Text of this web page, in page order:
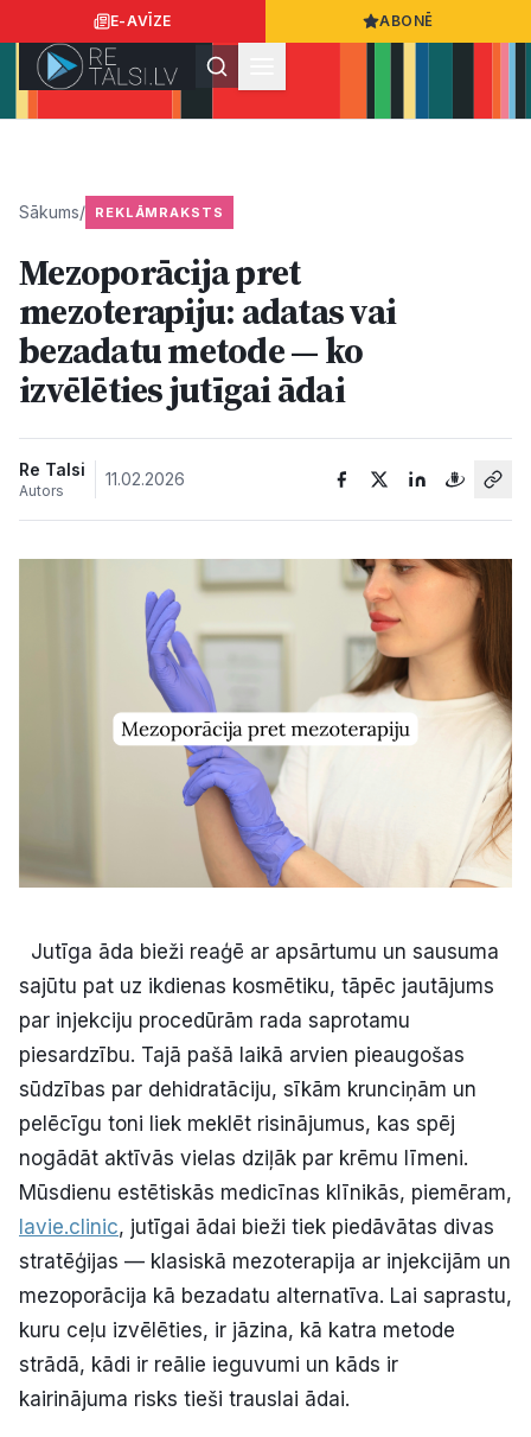
E-AVĪZE ABONĒ
Ziņas
Sabiedrība
Bizness
Video
Vieta
Pasākumi
Reklāma
Politiskā reklāma
Par mums
Ziņo redakcijai
Facebook Instagram YouTube
Sākums/ REKLĀMRAKSTS
Mezoporācija pret
mezoterapiju: adatas vai
bezadatu metode — ko
izvēlēties jutīgai ādai
Re Talsi
Autors
11.02.2026
Jutīga āda bieži reaģē ar apsārtumu un sausuma
sajūtu pat uz ikdienas kosmētiku, tāpēc jautājums
par injekciju procedūrām rada saprotamu
piesardzību. Tajā pašā laikā arvien pieaugošas
sūdzības par dehidratāciju, sīkām krunciņām un
pelēcīgu toni liek meklēt risinājumus, kas spēj
nogādāt aktīvās vielas dziļāk par krēmu līmeni.
Mūsdienu estētiskās medicīnas klīnikās, piemēram,
lavie.clinic, jutīgai ādai bieži tiek piedāvātas divas
stratēģijas — klasiskā mezoterapija ar injekcijām un
mezoporācija kā bezadatu alternatīva. Lai saprastu,
kuru ceļu izvēlēties, ir jāzina, kā katra metode
strādā, kādi ir reālie ieguvumi un kāds ir
kairinājuma risks tieši trauslai ādai.